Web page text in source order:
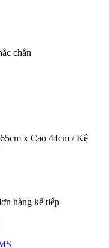
chắn
x Cao 44cm / Kệ
hàng kế tiếp